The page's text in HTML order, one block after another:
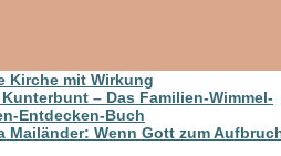
Kirche mit Wirkung
– Das Familien-Wimmel-
Entdecken-Buch
Mailänder: Wenn Gott zum